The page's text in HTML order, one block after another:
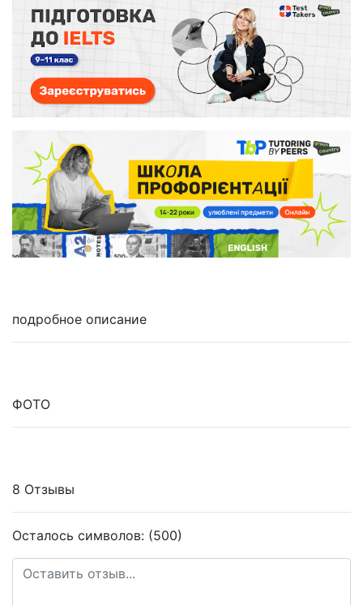
подробное описание
ФОТО
8 Отзывы
Осталось символов: (500)